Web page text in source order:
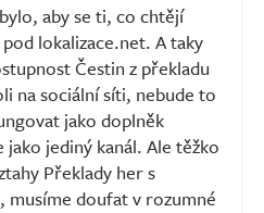
aby se ti, co chtějí
lokalizace.net. A taky
Čestin z překladu
na sociální síti, nebude to
jako doplněk
jediný kanál. Ale těžko
Překlady her s
musíme doufat v rozumné